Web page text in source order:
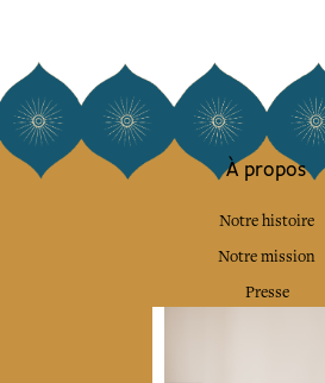
À propos
Notre histoire
Notre mission
Presse